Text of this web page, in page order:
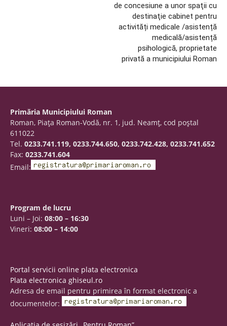
de concesiune a unor spaţii cu
destinaţie cabinet pentru
activități medicale /asistență
medicală/asistență
psihologică, proprietate
privată a municipiului Roman
Primăria Municipiului Roman
Roman, Piaţa Roman-Vodă, nr. 1, jud. Neamţ, cod poştal
611022
Tel. 0233.741.119, 0233.744.650, 0233.742.428, 0233.741.652
Fax: 0233.741.604
Email:
Program de lucru
Luni – Joi: 08:00 – 16:30
Vineri: 08:00 – 14:00
Portal servicii online plata electronica
Plata electronica ghiseul.ro
Adresa de email pentru primirea în format electronic a
documentelor: